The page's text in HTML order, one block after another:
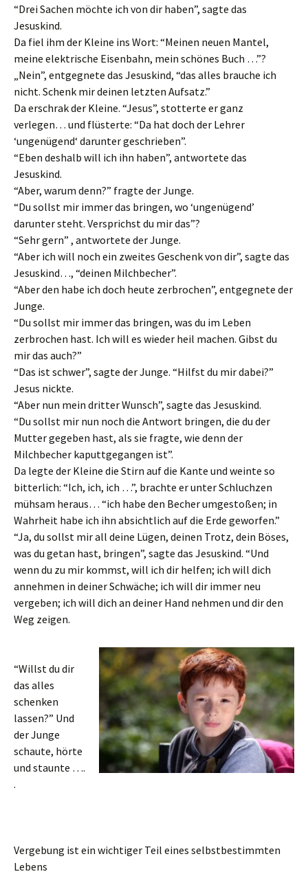
“Drei Sachen möchte ich von dir haben”, sagte das
Jesuskind.
Da fiel ihm der Kleine ins Wort: “Meinen neuen Mantel,
meine elektrische Eisenbahn, mein schönes Buch …”?
„Nein”, entgegnete das Jesuskind, “das alles brauche ich
nicht. Schenk mir deinen letzten Aufsatz.”
Da erschrak der Kleine. “Jesus”, stotterte er ganz
verlegen… und flüsterte: “Da hat doch der Lehrer
‘ungenügend‘ darunter geschrieben”.
“Eben deshalb will ich ihn haben”, antwortete das
Jesuskind.
“Aber, warum denn?” fragte der Junge.
“Du sollst mir immer das bringen, wo ‘ungenügend’
darunter steht. Versprichst du mir das”?
“Sehr gern” , antwortete der Junge.
“Aber ich will noch ein zweites Geschenk von dir”, sagte das
Jesuskind…, “deinen Milchbecher”.
“Aber den habe ich doch heute zerbrochen”, entgegnete der
Junge.
“Du sollst mir immer das bringen, was du im Leben
zerbrochen hast. Ich will es wieder heil machen. Gibst du
mir das auch?”
“Das ist schwer”, sagte der Junge. “Hilfst du mir dabei?”
Jesus nickte.
“Aber nun mein dritter Wunsch”, sagte das Jesuskind.
“Du sollst mir nun noch die Antwort bringen, die du der
Mutter gegeben hast, als sie fragte, wie denn der
Milchbecher kaputtgegangen ist”.
Da legte der Kleine die Stirn auf die Kante und weinte so
bitterlich: “Ich, ich, ich …”, brachte er unter Schluchzen
mühsam heraus… “ich habe den Becher umgestoßen; in
Wahrheit habe ich ihn absichtlich auf die Erde geworfen.”
“Ja, du sollst mir all deine Lügen, deinen Trotz, dein Böses,
was du getan hast, bringen”, sagte das Jesuskind. “Und
wenn du zu mir kommst, will ich dir helfen; ich will dich
annehmen in deiner Schwäche; ich will dir immer neu
vergeben; ich will dich an deiner Hand nehmen und dir den
Weg zeigen.
“Willst du dir
das alles
schenken
lassen?” Und
der Junge
schaute, hörte
und staunte ….
.
Vergebung ist ein wichtiger Teil eines selbstbestimmten
Lebens